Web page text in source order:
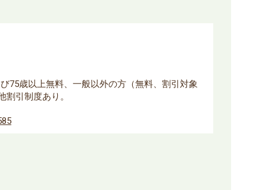
75歳以上無料、一般以外の方（無料、割引対象
引制度あり。